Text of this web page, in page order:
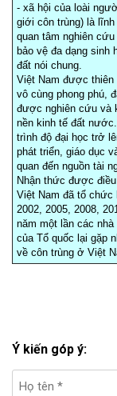
- xã hội của loài
giới côn trùng) là
quan tâm nghiên
bảo vệ đa dạng sinh
đất nói chung.
Việt Nam được thiên
vô cùng phong phú,
được nghiên cứu và
nền kinh tế đất
trình độ đại học trở
phát triển, giáo dục
quan đến nguồn tài
Nhận thức được
Việt Nam đã tổ chức
2002, 2005, 2008,
năm một lần các
của Tổ quốc lại gặp
về côn trùng ở Việt
Ý kiến góp ý: